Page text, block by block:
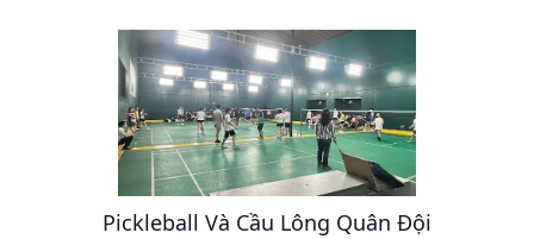
Pickleball Và Cầu Lông Quân Đội